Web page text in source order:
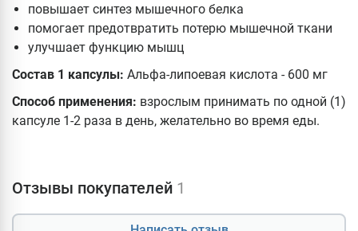
повышает синтез мышечного белка
помогает предотвратить потерю мышечной ткани
улучшает функцию мышц
Состав 1 капсулы: Альфа-липоевая кислота - 600 мг
Способ применения: взрослым принимать по одной (1)
капсуле 1-2 раза в день, желательно во время еды.
Отзывы покупателей 1